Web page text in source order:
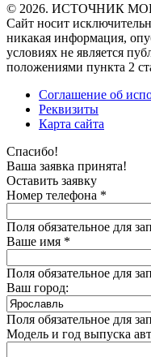
© 2026. ИСТОЧНИК
Сайт носит
никакая информация,
условиях не является
положениями пункта 2
Соглашение об
Реквизиты
Карта сайта
Спасибо!
Ваша заявка принята!
Оставить заявку
Номер телефона *
Поля обязательное для
Ваше имя *
Поля обязательное для
Ваш город:
Поля обязательное для
Модель и год выпуска